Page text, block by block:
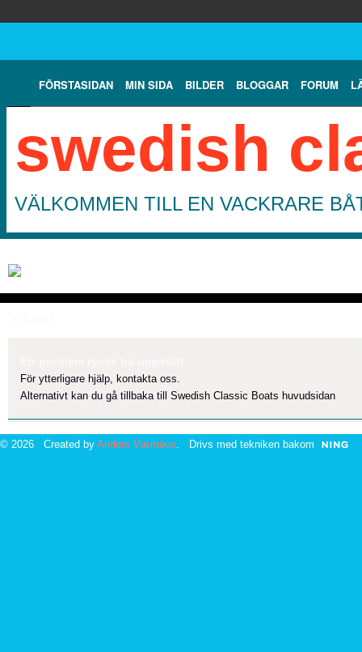
FÖRSTASIDAN MIN SIDA BILDER BLOGGAR FORUM
swedish
VÄLKOMMEN TILL EN VACKRARE
För ytterligare hjälp, kontakta oss
Alternativt kan du gå tillbaka till Swedish Classic Boats huvudsidan
© 2026 Created by Anders Værnéus . Drivs med tekniken bakom